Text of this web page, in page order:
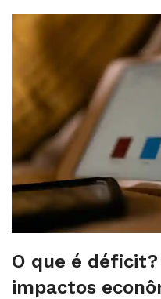
O que é
impactos